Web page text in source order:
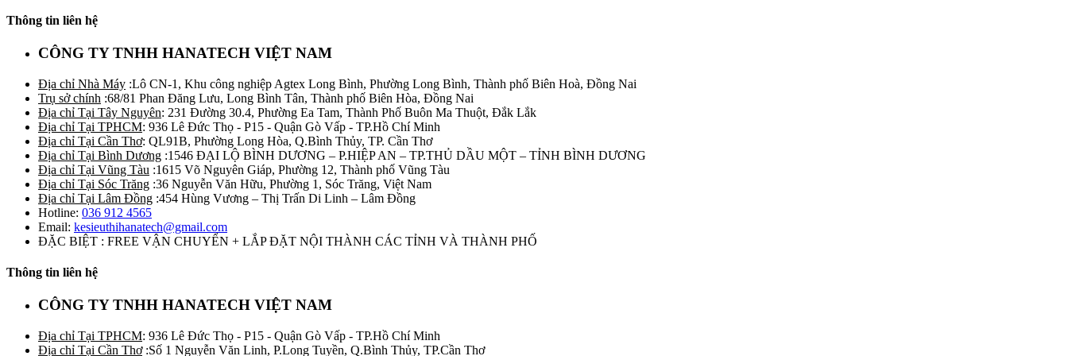
Thông tin liên hệ
CÔNG TY TNHH HANATECH VIỆT NAM
Địa chỉ Nhà Máy :Lô CN-1, Khu công nghiệp Agtex Long Bình, Phường Long Bình, Thành phố Biên Hoà, Đồng Nai
Trụ sở chính :68/81 Phan Đăng Lưu, Long Bình Tân, Thành phố Biên Hòa, Đồng Nai
Địa chỉ Tại Tây Nguyên: 231 Đường 30.4, Phường Ea Tam, Thành Phố Buôn Ma Thuột, Đắk Lắk
Địa chỉ Tại TPHCM: 936 Lê Đức Thọ - P15 - Quận Gò Vấp - TP.Hồ Chí Minh
Địa chỉ Tại Cần Thơ: QL91B, Phường Long Hòa, Q.Bình Thủy, TP. Cần Thơ
Địa chỉ Tại Bình Dương :1546 ĐẠI LỘ BÌNH DƯƠNG – P.HIỆP AN – TP.THỦ DẦU MỘT – TỈNH BÌNH DƯƠNG
Địa chỉ Tại Vũng Tàu :1615 Võ Nguyên Giáp, Phường 12, Thành phố Vũng Tàu
Địa chỉ Tại Sóc Trăng :36 Nguyễn Văn Hữu, Phường 1, Sóc Trăng, Việt Nam
Địa chỉ Tại Lâm Đồng :454 Hùng Vương – Thị Trấn Di Linh – Lâm Đồng
Hotline: 036 912 4565
Email: kesieuthihanatech@gmail.com
ĐẶC BIỆT : FREE VẬN CHUYỂN + LẮP ĐẶT NỘI THÀNH CÁC TỈNH VÀ THÀNH PHỐ
Thông tin liên hệ
CÔNG TY TNHH HANATECH VIỆT NAM
Địa chỉ Tại TPHCM: 936 Lê Đức Thọ - P15 - Quận Gò Vấp - TP.Hồ Chí Minh
Địa chỉ Tại Cần Thơ:Số 1 Nguyễn Văn Linh, P.Long Tuyền, Q.Bình Thủy, TP.Cần Thơ